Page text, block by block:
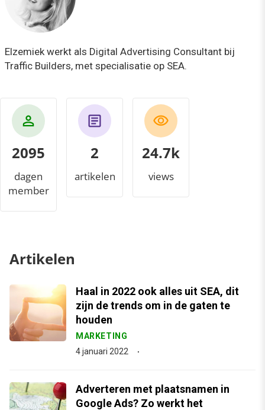
Elzemiek werkt als Digital Advertising Consultant bij
Traffic Builders, met specialisatie op SEA.
2095
dagen
member
2
artikelen
26.1k
views
Artikelen
Haal in 2022 ook alles uit SEA, dit
zijn de trends om in de gaten te
houden
MARKETING
4 januari 2022
Adverteren met plaatsnamen in
Google Ads? Zo werkt het